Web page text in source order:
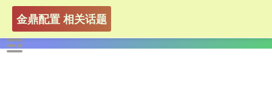
金鼎配置 相关话题